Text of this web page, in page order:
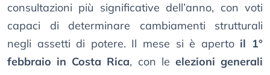
consultazioni più significative dell’anno, con voti
capaci di determinare cambiamenti strutturali
negli assetti di potere. Il mese si è aperto il 1°
febbraio in Costa Rica, con le elezioni generali